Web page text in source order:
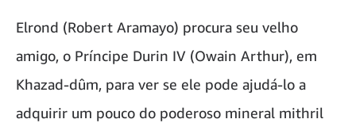
Elrond (Robert Aramayo) procura seu velho
amigo, o Príncipe Durin IV (Owain Arthur), em
Khazad-dûm, para ver se ele pode ajudá-lo a
adquirir um pouco do poderoso mineral mithril